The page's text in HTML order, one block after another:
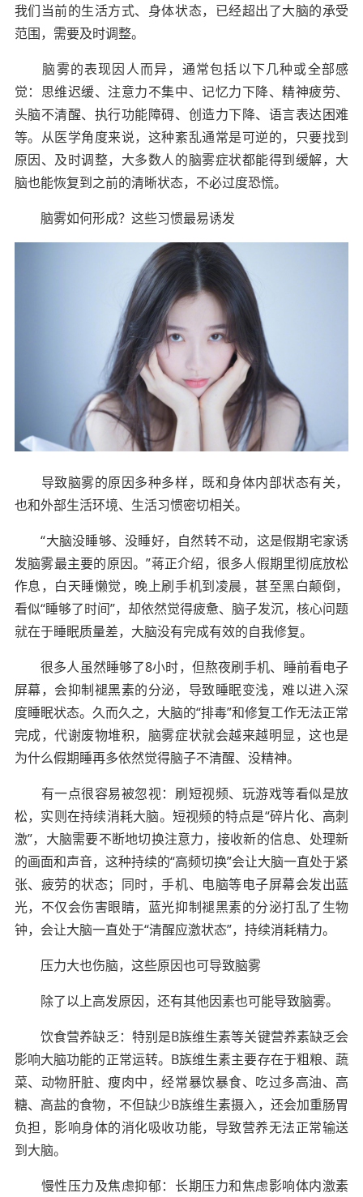
我们当前的生活方式、身体状态，已经超出了大脑的承受
范围，需要及时调整。
脑雾的表现因人而异，通常包括以下几种或全部感
觉：思维迟缓、注意力不集中、记忆力下降、精神疲劳、
头脑不清醒、执行功能障碍、创造力下降、语言表达困难
等。从医学角度来说，这种紊乱通常是可逆的，只要找到
原因、及时调整，大多数人的脑雾症状都能得到缓解，大
脑也能恢复到之前的清晰状态，不必过度恐慌。
脑雾如何形成？这些习惯最易诱发
导致脑雾的原因多种多样，既和身体内部状态有关，
也和外部生活环境、生活习惯密切相关。
“大脑没睡够、没睡好，自然转不动，这是假期宅家诱
发脑雾最主要的原因。”蒋正介绍，很多人假期里彻底放松
作息，白天睡懒觉，晚上刷手机到凌晨，甚至黑白颠倒，
看似“睡够了时间”，却依然觉得疲惫、脑子发沉，核心问题
就在于睡眠质量差，大脑没有完成有效的自我修复。
很多人虽然睡够了8小时，但熬夜刷手机、睡前看电子
屏幕，会抑制褪黑素的分泌，导致睡眠变浅，难以进入深
度睡眠状态。久而久之，大脑的“排毒”和修复工作无法正常
完成，代谢废物堆积，脑雾症状就会越来越明显，这也是
为什么假期睡再多依然觉得脑子不清醒、没精神。
有一点很容易被忽视：刷短视频、玩游戏等看似是放
松，实则在持续消耗大脑。短视频的特点是“碎片化、高刺
激”，大脑需要不断地切换注意力，接收新的信息、处理新
的画面和声音，这种持续的“高频切换”会让大脑一直处于紧
张、疲劳的状态；同时，手机、电脑等电子屏幕会发出蓝
光，不仅会伤害眼睛，蓝光抑制褪黑素的分泌打乱了生物
钟，会让大脑一直处于“清醒应激状态”，持续消耗精力。
压力大也伤脑，这些原因也可导致脑雾
除了以上高发原因，还有其他因素也可能导致脑雾。
饮食营养缺乏：特别是B族维生素等关键营养素缺乏会
影响大脑功能的正常运转。B族维生素主要存在于粗粮、蔬
菜、动物肝脏、瘦肉中，经常暴饮暴食、吃过多高油、高
糖、高盐的食物，不但缺少B族维生素摄入，还会加重肠胃
负担，影响身体的消化吸收功能，导致营养无法正常输送
到大脑。
慢性压力及焦虑抑郁：长期压力和焦虑影响体内激素